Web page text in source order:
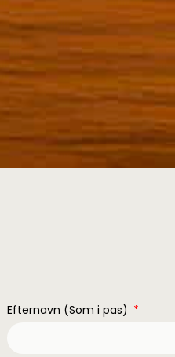
Efternavn (Som i pas)